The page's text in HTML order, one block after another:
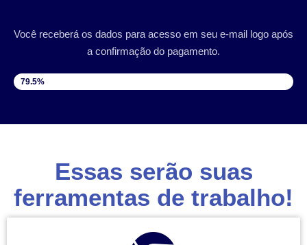
Você receberá os dados para acesso em seu e-mail logo após
a confirmação do pagamento.
VAGAS DISPONÍVEIS
79.5%
Essas serão suas
ferramentas de trabalho!